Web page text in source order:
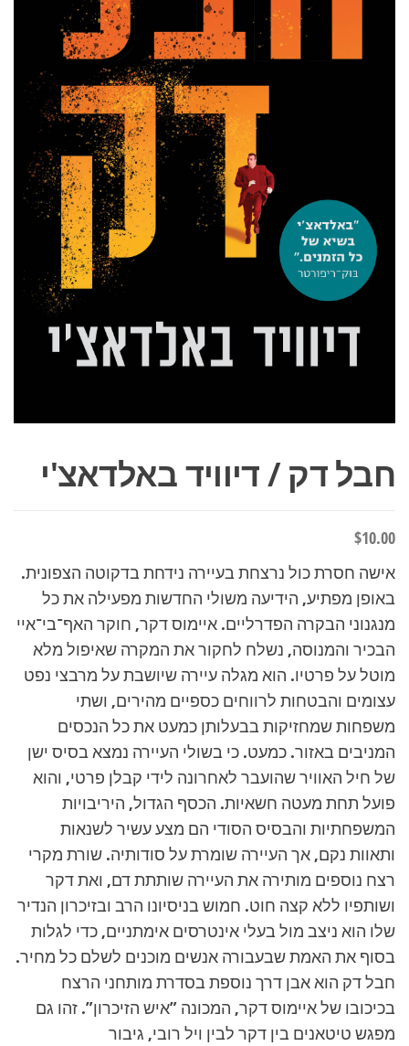
חבל דק / דיוויד באלדאצ'י
$10.00
אישה חסרת כול נרצחת בעיירה נידחת בדקוטה הצפונית.
באופן מפתיע, הידיעה משולי החדשות מפעילה את כל
מנגנוני הבקרה הפדרליים. איימוס דקר, חוקר האף־בי־איי
הבכיר והמנוסה, נשלח לחקור את המקרה שאיפול מלא
מוטל על פרטיו. הוא מגלה עיירה שיושבת על מרבצי נפט
עצומים והבטחות לרווחים כספיים מהירים, ושתי
משפחות שמחזיקות בבעלותן כמעט את כל הנכסים
המניבים באזור. כמעט. כי בשולי העיירה נמצא בסיס ישן
של חיל האוויר שהועבר לאחרונה לידי קבלן פרטי, והוא
פועל תחת מעטה חשאיות. הכסף הגדול, היריבויות
המשפחתיות והבסיס הסודי הם מצע עשיר לשנאות
ותאוות נקם, אך העיירה שומרת על סודותיה. שורת מקרי
רצח נוספים מותירה את העיירה שותתת דם, ואת דקר
ושותפיו ללא קצה חוט. חמוש בניסיונו הרב ובזיכרון הנדיר
שלו הוא ניצב מול בעלי אינטרסים אימתניים, כדי לגלות
בסוף את האמת שבעבורה אנשים מוכנים לשלם כל מחיר.
חבל דק הוא אבן דרך נוספת בסדרת מותחני הרצח
בכיכובו של איימוס דקר, המכונה ”איש הזיכרון”. זהו גם
מפגש טיטאנים בין דקר לבין ויל רובי, גיבור